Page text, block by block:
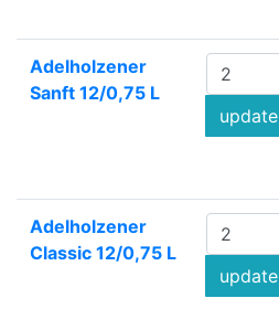
Adelholzener
Sanft 12/0,75 L
update
Adelholzener
Classic 12/0,75 L
update